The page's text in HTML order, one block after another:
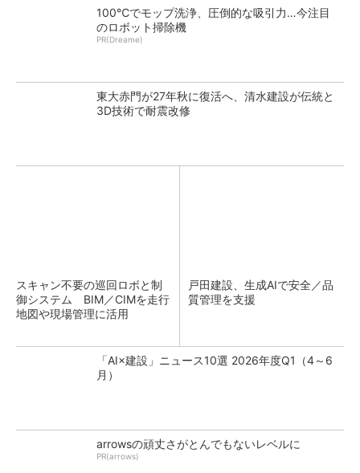
100℃でモップ洗浄、圧倒的な吸引力…今注目
のロボット掃除機
PR(Dreame)
東大赤門が27年秋に復活へ、清水建設が伝統と
3D技術で耐震改修
スキャン不要の巡回ロボと制
御システム BIM／CIMを走行
地図や現場管理に活用
戸田建設、生成AIで安全／品
質管理を支援
「AI×建設」ニュース10選 2026年度Q1（4～6
月）
arrowsの頑丈さがとんでもないレベルに
PR(arrows)